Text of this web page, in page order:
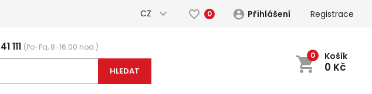
CZ 0 Přihlášení Registrace
111 (Po-Pa, 8-16:00 hod.)
HLEDAT
Košík
0 Kč
0